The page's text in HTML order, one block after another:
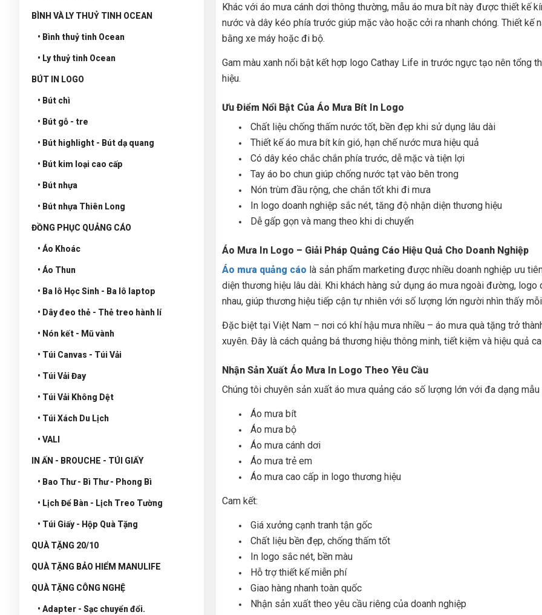
BÌNH VÀ LY THUỶ TINH OCEAN
• Bình thuỷ tinh Ocean
• Ly thuỷ tinh Ocean
BÚT IN LOGO
• Bút chì
• Bút gỗ - tre
• Bút highlight - Bút dạ quang
• Bút kim loại cao cấp
• Bút nhựa
• Bút nhựa Thiên Long
ĐỒNG PHỤC QUẢNG CÁO
• Áo Khoác
• Áo Thun
• Ba lô Học Sinh - Ba lô laptop
• Dây đeo thẻ - Thẻ treo hành lí
• Nón kết - Mũ vành
• Túi Canvas - Túi Vải
• Túi Vải Đay
• Túi Vải Không Dệt
• Túi Xách Du Lịch
• VALI
IN ẤN - BROUCHE - TÚI GIẤY
• Bao Thư - Bì Thư - Phong Bì
• Lịch Để Bàn - Lịch Treo Tường
• Túi Giấy - Hộp Quà Tặng
QUÀ TẶNG 20/10
QUÀ TẶNG BẢO HIỂM MANULIFE
QUÀ TẶNG CÔNG NGHỆ
• Adapter - Sạc chuyển đổi.
Khác với áo mưa cánh dơi thông thường, mẫu áo mưa bít này được thiết kế
nước và dây kéo phía trước giúp mặc vào hoặc cởi ra nhanh chóng. Thiết
bằng xe máy hoặc đi bộ.
Gam màu xanh nổi bật kết hợp logo Cathay Life in trước ngực tạo nên tổng
hiệu.
Ưu Điểm Nổi Bật Của Áo Mưa Bít In Logo
Chất liệu chống thấm nước tốt, bền đẹp khi sử dụng lâu dài
Thiết kế áo mưa bít kín gió, hạn chế nước mưa hiệu quả
Có dây kéo chắc chắn phía trước, dễ mặc và tiện lợi
Tay áo bo chun giúp chống nước tạt vào bên trong
Nón trùm đầu rộng, che chắn tốt khi đi mưa
In logo doanh nghiệp sắc nét, tăng độ nhận diện thương hiệu
Dễ gấp gọn và mang theo khi di chuyển
Áo Mưa In Logo – Giải Pháp Quảng Cáo Hiệu Quả Cho Doanh Nghiệp
Áo mưa quảng cáo là sản phẩm marketing được nhiều doanh nghiệp ưu
diện thương hiệu lâu dài. Khi khách hàng sử dụng áo mưa ngoài đường,
nhau, giúp thương hiệu tiếp cận tự nhiên với số lượng lớn người nhìn thấy
Đặc biệt tại Việt Nam – nơi có khí hậu mưa nhiều – áo mưa quà tặng trở
xuyên. Đây là cách quảng bá thương hiệu thông minh, tiết kiệm và hiệu quả
Nhận Sản Xuất Áo Mưa In Logo Theo Yêu Cầu
Chúng tôi chuyên sản xuất áo mưa quảng cáo số lượng lớn với đa dạng mẫu
Áo mưa bít
Áo mưa bộ
Áo mưa cánh dơi
Áo mưa trẻ em
Áo mưa cao cấp in logo thương hiệu
Cam kết:
Giá xưởng cạnh tranh tận gốc
Chất liệu bền đẹp, chống thấm tốt
In logo sắc nét, bền màu
Hỗ trợ thiết kế miễn phí
Giao hàng nhanh toàn quốc
Nhận sản xuất theo yêu cầu riêng của doanh nghiệp